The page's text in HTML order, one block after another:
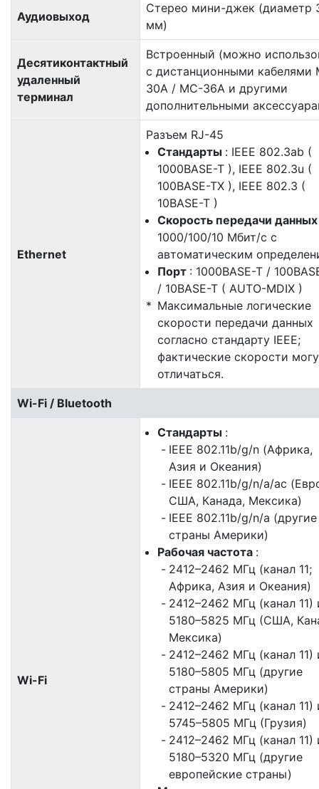
Аудиовыход
Стерео мини-джек (диаметр
мм)
Десятиконтактный
удаленный
терминал
Встроенный (можно
с дистанционными кабелями
30A / MC-36A и другими
дополнительными
Ethernet
Разъем RJ-45
Стандарты : IEEE 802.3ab (
1000BASE-T ), IEEE 802.3u (
100BASE-TX ), IEEE 802.3 (
10BASE-T )
Скорость передачи
1000/100/10 Мбит/с с
автоматическим
Порт : 1000BASE-T /
/ 10BASE-T ( AUTO-MDIX )
Максимальные логические
скорости передачи данных
согласно стандарту IEEE;
фактические скорости
отличаться.
Wi-Fi / Bluetooth
Wi-Fi
Стандарты :
IEEE 802.11b/g/n (Африка,
Азия и Океания)
IEEE 802.11b/g/n/a/ac
США, Канада, Мексика)
IEEE 802.11b/g/n/a (другие
страны Америки)
Рабочая частота :
2412–2462 МГц (канал 11;
Африка, Азия и Океания)
2412–2462 МГц (канал 11)
5180–5825 МГц (США,
Мексика)
2412–2462 МГц (канал 11)
5180–5805 МГц (другие
страны Америки)
2412–2462 МГц (канал 11)
5745–5805 МГц (Грузия)
2412–2462 МГц (канал 11)
5180–5320 МГц (другие
европейские страны)